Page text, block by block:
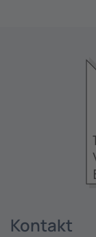
Kontakt